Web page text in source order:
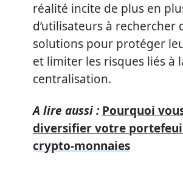
réalité incite de plus en
d’utilisateurs à rechercher
solutions pour protéger
et limiter les risques liés à
centralisation.
A lire aussi : Pourquoi
diversifier votre
crypto-monnaies